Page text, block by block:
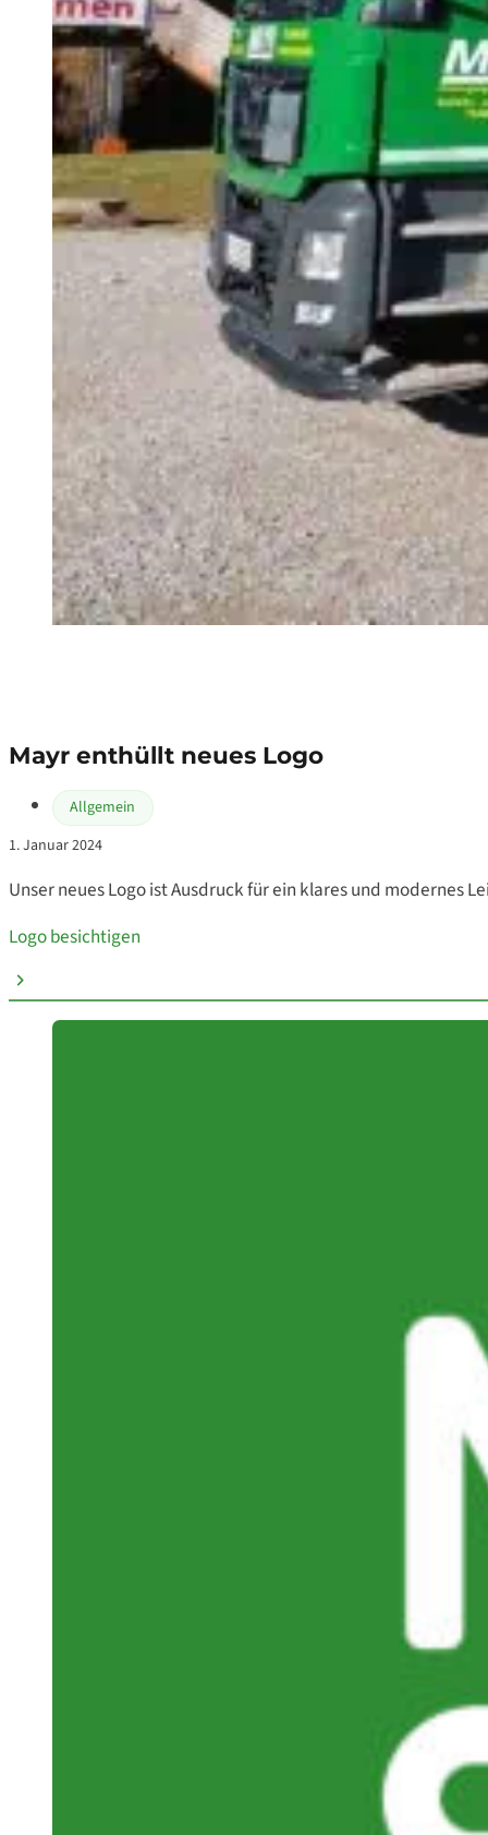
Mayr enthüllt neues Logo
Allgemein
1. Januar 2024
Unser neues Logo ist Ausdruck für ein klares und modernes
Logo besichtigen